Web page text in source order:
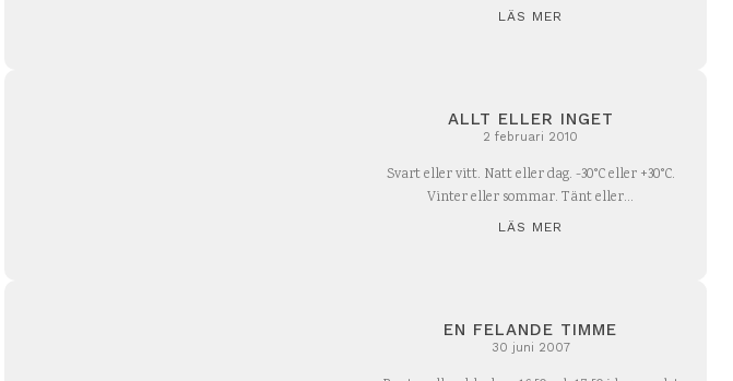
LÄS MER
ALLT ELLER INGET
2 februari 2010
Svart eller vitt. Natt eller dag. -30°C eller +30°C.
Vinter eller sommar. Tänt eller...
LÄS MER
EN FELANDE TIMME
30 juni 2007